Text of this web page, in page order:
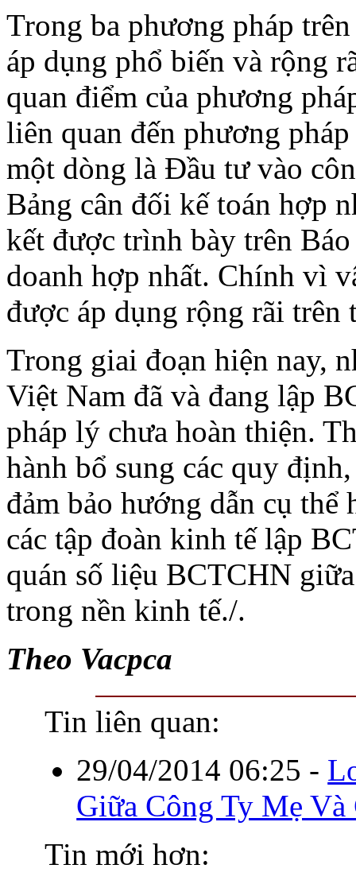
Trong ba phương pháp
áp dụng phổ biến và rộng
quan điểm của phương
liên quan đến phương
một dòng là Đầu tư vào
Bảng cân đối kế toán hợp
kết được trình bày trên
doanh hợp nhất. Chính vì
được áp dụng rộng rãi trên
Trong giai đoạn hiện nay,
Việt Nam đã và đang lập
pháp lý chưa hoàn thiện.
hành bổ sung các quy
đảm bảo hướng dẫn cụ thể
các tập đoàn kinh tế lập
quán số liệu BCTCHN
trong nền kinh tế./.
Theo Vacpca
Tin liên quan:
29/04/2014 06:25 -
Giữa Công Ty Mẹ
Tin mới hơn: